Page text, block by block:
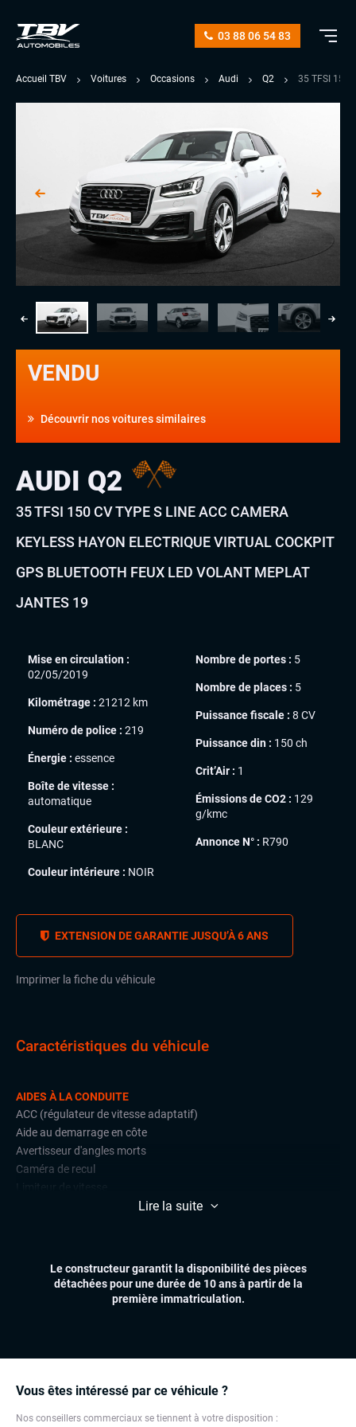
03 88 06 54 83
Accueil TBV Voitures Occasions Audi Q2 35 TFSI 150
VENDU
Découvrir nos voitures similaires
AUDI Q2
35 TFSI 150 CV TYPE S LINE ACC CAMERA
KEYLESS HAYON ELECTRIQUE VIRTUAL COCKPIT
GPS BLUETOOTH FEUX LED VOLANT MEPLAT
JANTES 19
Mise en circulation :
02/05/2019
Kilométrage : 21212 km
Numéro de police : 219
Énergie : essence
Boîte de vitesse :
automatique
Couleur extérieure :
BLANC
Couleur intérieure : NOIR
Nombre de portes : 5
Nombre de places : 5
Puissance fiscale : 8 CV
Puissance din : 150 ch
Crit’Air : 1
Émissions de CO2 : 129
g/kmc
Annonce N° : R790
EXTENSION DE GARANTIE JUSQU’À 6 ANS
Imprimer la fiche du véhicule
Vous êtes intéressé par ce véhicule ?
Nos conseillers commerciaux se tiennent à votre disposition :
Caractéristiques du véhicule
AIDES À LA CONDUITE
ACC (régulateur de vitesse adaptatif)
Aide au demarrage en côte
Avertisseur d'angles morts
Caméra de recul
Radars de stationnement avant et arrière
Accès mains libres
Climatisation automatique
Sièges chauffants
Volant multifonctions
Lire la suite
Le constructeur garantit la disponibilité des pièces
détachées pour une durée de 10 ans à partir de la
première immatriculation.